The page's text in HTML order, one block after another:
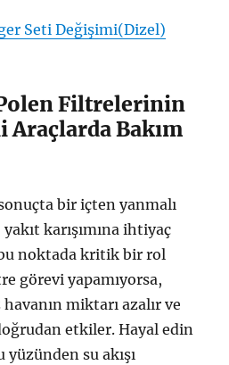
Seti Değişimi(Dizel)
Filtrelerinin
Araçlarda Bakım
bir içten yanmalı
karışımına ihtiyaç
noktada kritik bir rol
görevi yapamıyorsa,
miktarı azalır ve
etkiler. Hayal edin
su akışı